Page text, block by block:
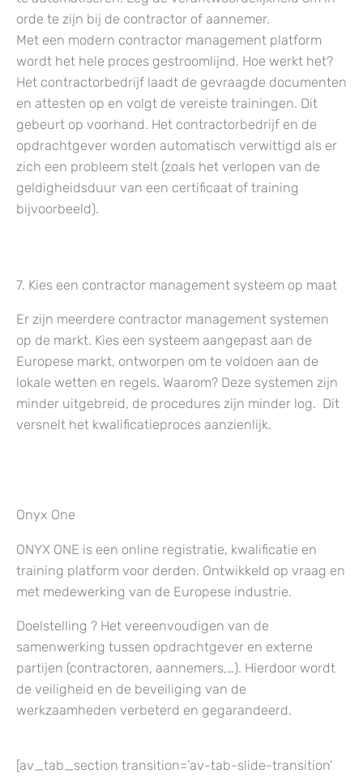
orde te zijn bij de contractor of aannemer.
Met een modern contractor management platform
wordt het hele proces gestroomlijnd. Hoe werkt het?
Het contractorbedrijf laadt de gevraagde documenten
en attesten op en volgt de vereiste trainingen. Dit
gebeurt op voorhand. Het contractorbedrijf en de
opdrachtgever worden automatisch verwittigd als er
zich een probleem stelt (zoals het verlopen van de
geldigheidsduur van een certificaat of training
bijvoorbeeld).
7. Kies een contractor management systeem op maat
Er zijn meerdere contractor management systemen
op de markt. Kies een systeem aangepast aan de
Europese markt, ontworpen om te voldoen aan de
lokale wetten en regels. Waarom? Deze systemen zijn
minder uitgebreid, de procedures zijn minder log. Dit
versnelt het kwalificatieproces aanzienlijk.
Onyx One
ONYX ONE is een online registratie, kwalificatie en
training platform voor derden. Ontwikkeld op vraag en
met medewerking van de Europese industrie.
Doelstelling ? Het vereenvoudigen van de
samenwerking tussen opdrachtgever en externe
partijen (contractoren, aannemers,…). Hierdoor wordt
de veiligheid en de beveiliging van de
werkzaamheden verbeterd en gegarandeerd.
[av_tab_section transition=’av-tab-slide-transition’